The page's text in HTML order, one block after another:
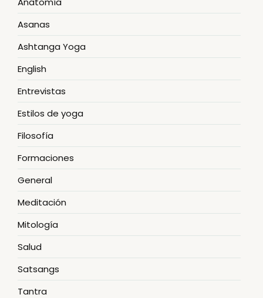
Asanas
Ashtanga Yoga
English
Entrevistas
Estilos de yoga
Filosofía
Formaciones
General
Meditación
Mitología
Salud
Satsangs
Tantra